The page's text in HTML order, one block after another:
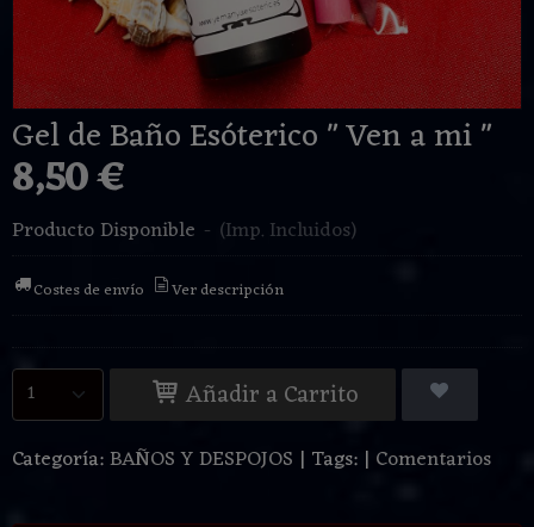
Gel de Baño Esóterico " Ven a mi "
8,50 €
Producto Disponible - (Imp. Incluidos)
Costes de envío Ver descripción
Añadir a Carrito
Categoría:BAÑOS Y DESPOJOS | Tags: | Comentarios